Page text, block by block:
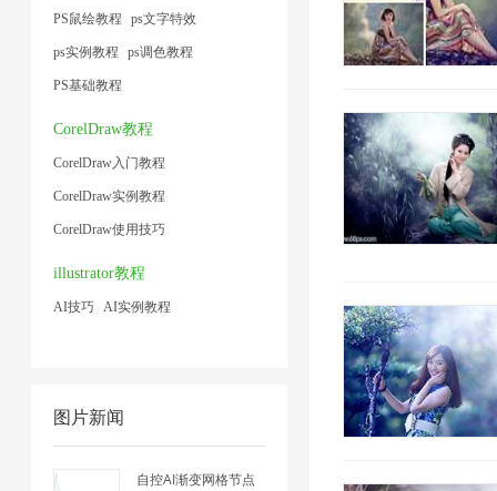
PS鼠绘教程 ps文字特效
ps实例教程 ps调色教程
PS基础教程
CorelDraw教程
CorelDraw入门教程
CorelDraw实例教程
CorelDraw使用技巧
illustrator教程
AI技巧 AI实例教程
图片新闻
自控AI渐变网格节点